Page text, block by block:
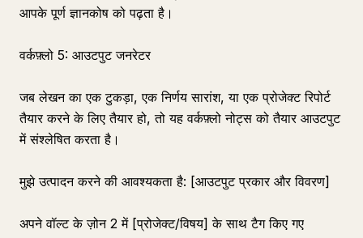
आपके पूर्ण ज्ञानकोष को पढ़ता है।
वर्कफ़्लो 5: आउटपुट जनरेटर
जब लेखन का एक टुकड़ा, एक निर्णय सारांश, या एक प्रोजेक्ट रिपोर्ट
तैयार करने के लिए तैयार हो, तो यह वर्कफ़्लो नोट्स को तैयार आउटपुट
में संश्लेषित करता है।
मुझे उत्पादन करने की आवश्यकता है: [आउटपुट प्रकार और विवरण]
अपने वॉल्ट के ज़ोन 2 में [प्रोजेक्ट/विषय] के साथ टैग किए गए